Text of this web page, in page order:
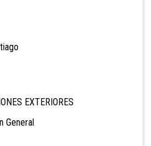
EXTERIORES
General